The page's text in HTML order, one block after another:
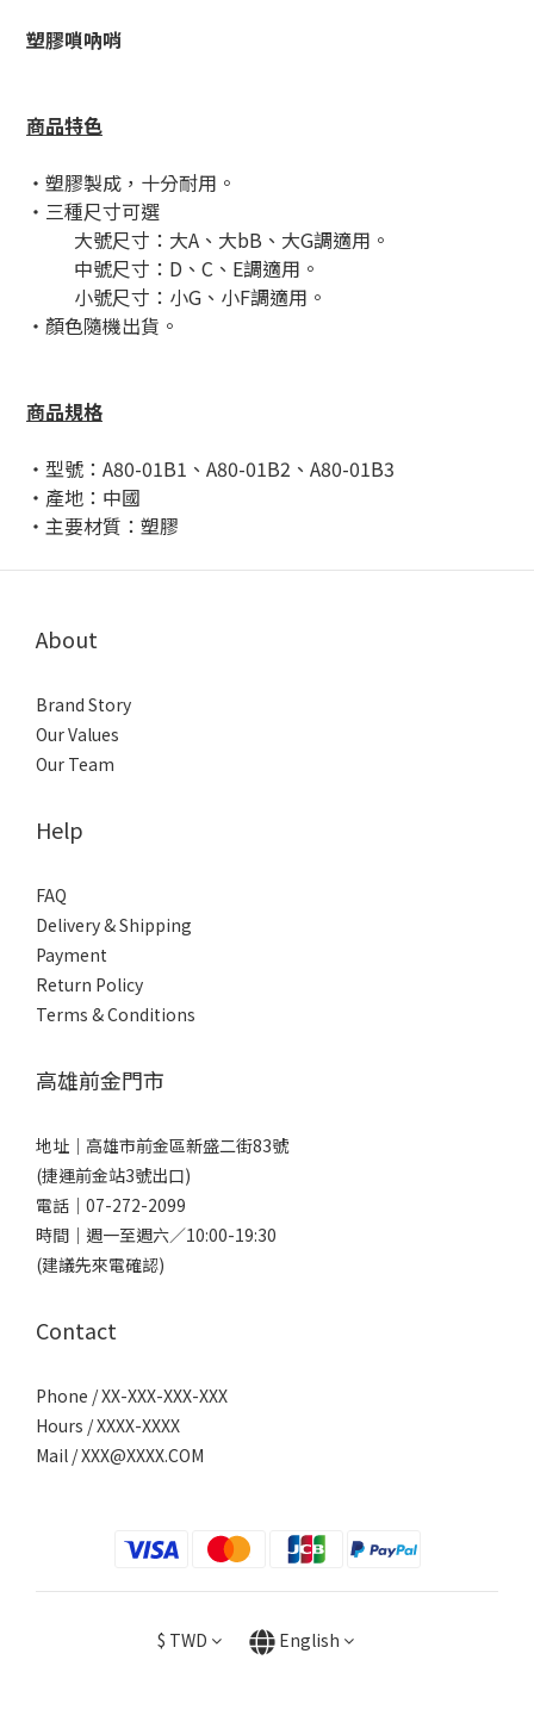
塑膠嗩吶哨
商品特色
・塑膠製成，十分耐用。
・三種尺寸可選
大號尺寸：大A、大bB、大G調適用。
中號尺寸：D、C、E調適用。
小號尺寸：小G 、小F調適用。
・顏色隨機出貨。
商品規格
・型號：A80-01B1、 A80-01B2、 A80-01B3
・產地：中國
・主要材質：塑膠
About
Brand Story
Our Values
Our Team
Help
FAQ
Delivery & Shipping
Payment
Return Policy
Terms & Conditions
高雄前金門市
地址｜ 高雄市前金區新盛二街83號
(捷運前金站3號出口)
電話｜ 07-272-2099
時間｜週一至週六／10:00-19:30
(建議先來電確認)
Contact
Phone / XX-XXX-XXX-XXX
Hours / XXXX-XXXX
Mail /XXX@XXXX.COM
$ TWD English